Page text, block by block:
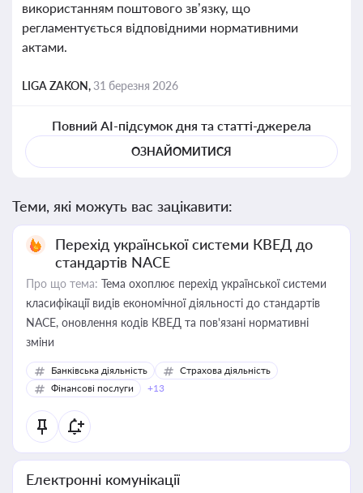
використанням поштового зв’язку, що
регламентується відповідними нормативними
актами.
LIGA ZAKON,31 березня 2026
Повний AI-підсумок дня та статті-джерела
ОЗНАЙОМИТИСЯ
Теми, які можуть вас зацікавити:
Перехід української системи КВЕД до
стандартів NACE
Про що тема: Тема охоплює перехід української системи
класифікації видів економічної діяльності до стандартів
NACE, оновлення кодів КВЕД та пов'язані нормативні
зміни
Банківська діяльність
Страхова діяльність
Фінансові послуги
+13
Електронні комунікації